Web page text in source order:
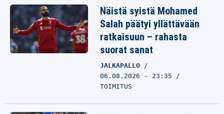
Näistä syistä Mohamed
Salah päätyi yllättävään
ratkaisuun – rahasta
suorat sanat
JALKAPALLO
06.08.2026 - 23:35
TOIMITUS